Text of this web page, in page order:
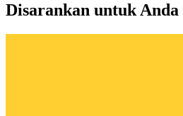
Disarankan untuk Anda